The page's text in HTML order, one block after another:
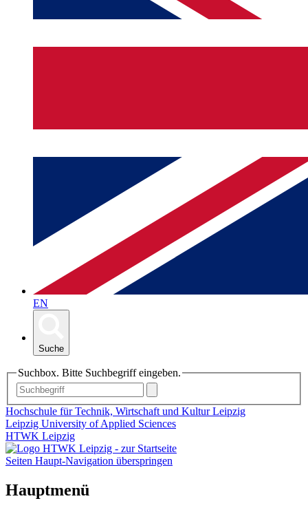
EN
Suche
Suchbox. Bitte Suchbegriff eingeben.
Hochschule für Technik, Wirtschaft und Kultur Leipzig
Leipzig University of Applied Sciences
HTWK Leipzig
Seiten Haupt-Navigation überspringen
Hauptmenü